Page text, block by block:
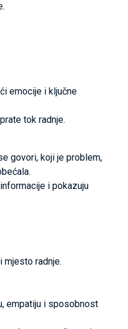
emocije i ključne
tok radnje.
govori, koji je problem,
i pokazuju
mjesto radnje.
empatiju i sposobnost